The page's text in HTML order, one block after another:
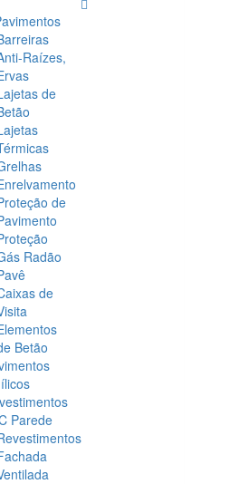
Raízes,
de
de
Radão
de
Betão
Parede